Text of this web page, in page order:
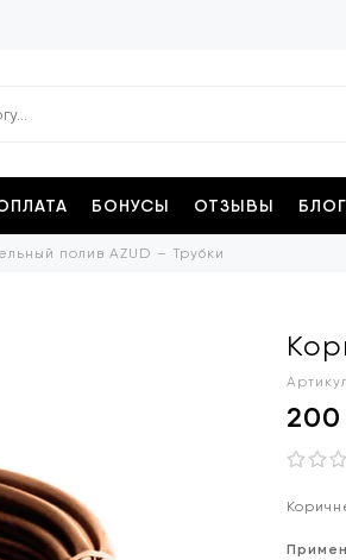
БОНУСЫ ОТЗЫВЫ БЛОГ
полив AZUD Трубки
200